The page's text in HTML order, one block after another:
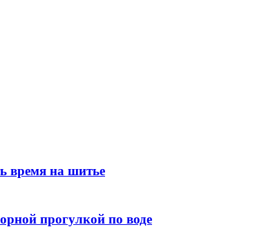
время на шитье
прогулкой по воде